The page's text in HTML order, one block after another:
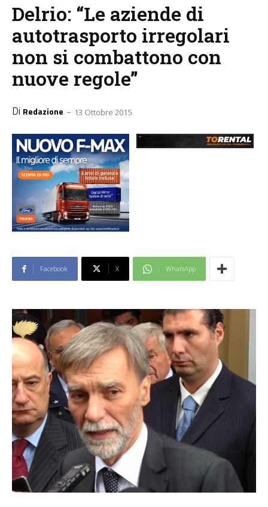
Delrio: “Le aziende di
autotrasporto irregolari
non si combattono con
nuove regole”
Di Redazione - 13 Ottobre 2015
Facebook X WhatsApp